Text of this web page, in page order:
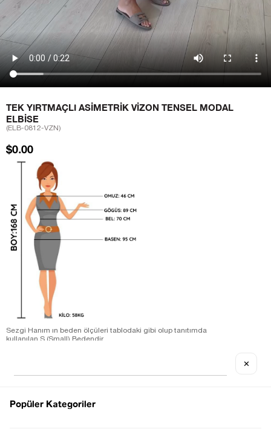
TEK YIRTMAÇLI ASIMETRIK VIZON TENSEL MODAL
ELBISE
(ELB-0812-VZN)
$0.00
Sezgi Hanım ın beden ölçüleri tablodaki gibi olup tanıtımda
kullanılan S (Small) Bedendir.
Ürün Ölçüleri;
farklılık vardır.
✕
Popüler Kategoriler